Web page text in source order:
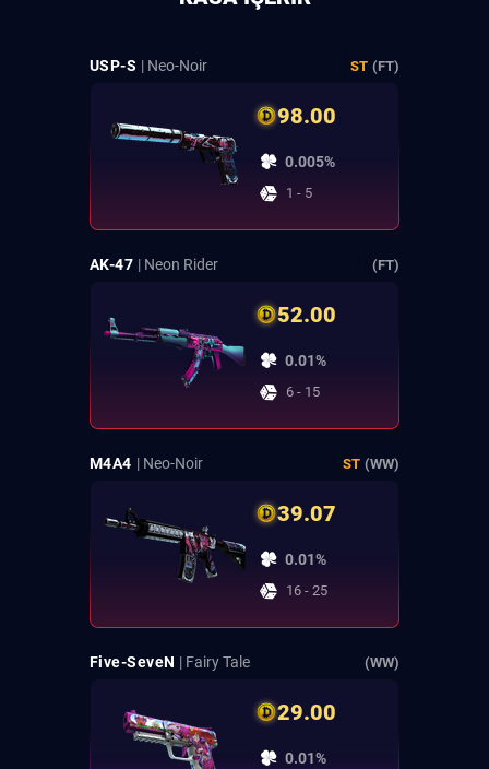
USP-S | Neo-Noir ST (FT)
98.00
0.005%
1 - 5
AK-47 | Neon Rider (FT)
52.00
0.01%
6 - 15
M4A4 | Neo-Noir ST (WW)
39.07
0.01%
16 - 25
Five-SeveN | Fairy Tale (WW)
29.00
0.01%